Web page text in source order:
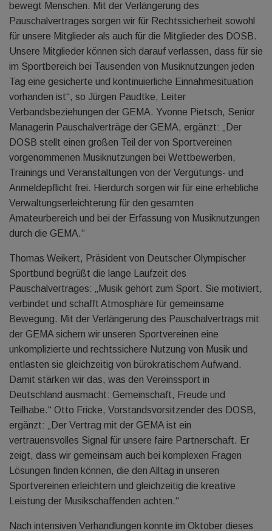
bewegt Menschen. Mit der Verlängerung des
Pauschalvertrages sorgen wir für Rechtssicherheit sowohl
für unsere Mitglieder als auch für die Mitglieder des DOSB.
Unsere Mitglieder können sich darauf verlassen, dass für sie
im Sportbereich bei Tausenden von Musiknutzungen jeden
Tag eine gesicherte und kontinuierliche Einnahmesituation
vorhanden ist“, so Jürgen Paudtke, Leiter
Verbandsbeziehungen der GEMA. Yvonne Pietsch, Senior
Managerin Pauschalverträge der GEMA, ergänzt: „Der
DOSB stellt einen großen Teil der von Sportvereinen
vorgenommenen Musiknutzungen bei Wettbewerben,
Trainings und Veranstaltungen von der Vergütungs- und
Anmeldepflicht frei. Hierdurch sorgen wir für eine erhebliche
Verwaltungserleichterung für den gesamten
Amateurbereich und bei der Erfassung von Musiknutzungen
durch die GEMA.“
Thomas Weikert, Präsident von Deutscher Olympischer
Sportbund begrüßt die lange Laufzeit des
Pauschalvertrages: „Musik gehört zum Sport. Sie motiviert,
verbindet und schafft Atmosphäre für gemeinsame
Bewegung. Mit der Verlängerung des Pauschalvertrags mit
der GEMA sichern wir unseren Sportvereinen eine
unkomplizierte und rechtssichere Nutzung von Musik und
entlasten sie gleichzeitig von bürokratischem Aufwand.
Damit stärken wir das, was den Vereinssport in
Deutschland ausmacht: Gemeinschaft, Freude und
Teilhabe.“ Otto Fricke, Vorstandsvorsitzender des DOSB,
ergänzt: „Der Vertrag mit der GEMA ist ein
vertrauensvolles Signal für unsere faire Partnerschaft. Er
zeigt, dass wir gemeinsam auch bei komplexen Fragen
Lösungen finden können, die den Alltag in unseren
Sportvereinen erleichtern und gleichzeitig die kreative
Leistung der Musikschaffenden achten.“
Nach intensiven Verhandlungen konnte im Oktober dieses